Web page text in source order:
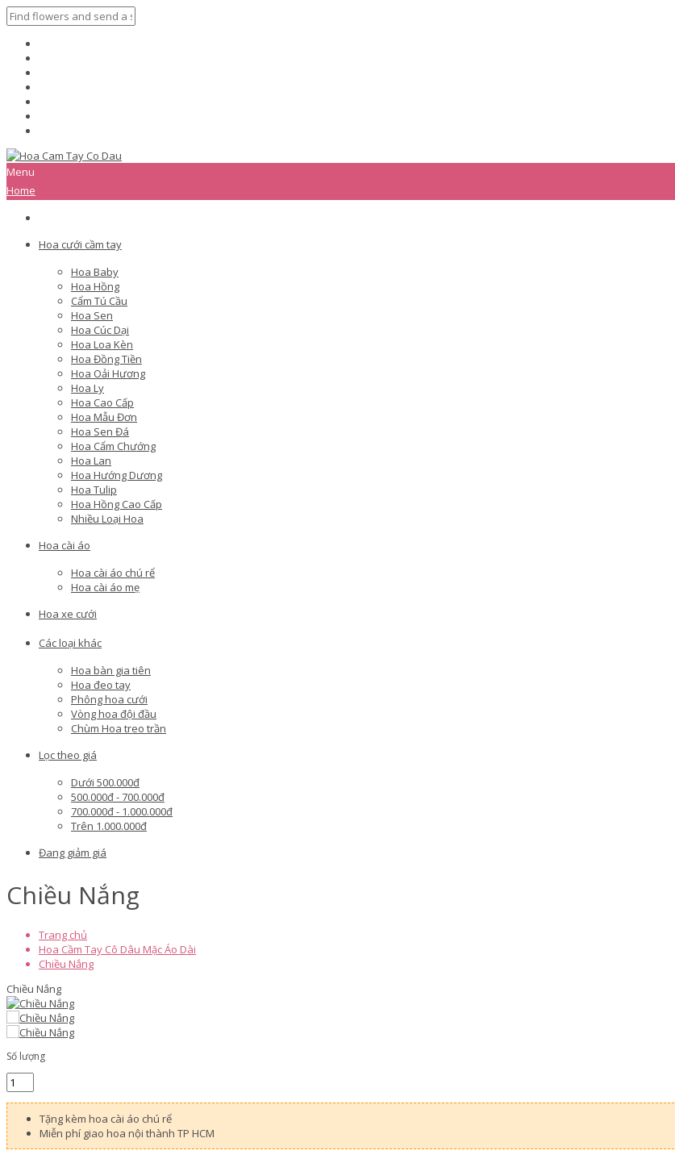
Menu
Home
Hoa cưới cầm tay
Hoa Baby
Hoa Hồng
Cẩm Tú Cầu
Hoa Sen
Hoa Cúc Dại
Hoa Loa Kèn
Hoa Đồng Tiền
Hoa Oải Hương
Hoa Ly
Hoa Cao Cấp
Hoa Mẫu Đơn
Hoa Sen Đá
Hoa Cẩm Chướng
Hoa Lan
Hoa Hướng Dương
Hoa Tulip
Hoa Hồng Cao Cấp
Nhiều Loại Hoa
Hoa cài áo
Hoa cài áo chú rể
Hoa cài áo mẹ
Hoa xe cưới
Các loại khác
Hoa bàn gia tiên
Hoa đeo tay
Phông hoa cưới
Vòng hoa đội đầu
Chùm Hoa treo trần
Lọc theo giá
Dưới 500.000đ
500.000đ - 700.000đ
700.000đ - 1.000.000đ
Trên 1.000.000đ
Đang giảm giá
Chiều Nắng
Trang chủ
Hoa Cầm Tay Cô Dâu Mặc Áo Dài
Chiều Nắng
Chiều Nắng
Số lượng
Tặng kèm hoa cài áo chú rể
Miễn phí giao hoa nội thành TP HCM